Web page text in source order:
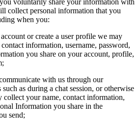
voluntarily share your information with
collect personal information that you
when you:
or create a user profile we may
information, username, password,
you share on your account, profile,
with us through our
such as during a chat session, or otherwise
collect your name, contact information,
Information you share in the
send;